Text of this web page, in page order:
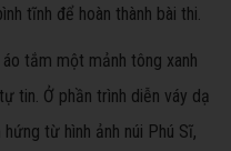
tĩnh để hoàn thành bài thi.
tắm một mảnh tông xanh
tin. Ở phần trình diễn váy dạ
từ hình ảnh núi Phú Sĩ,